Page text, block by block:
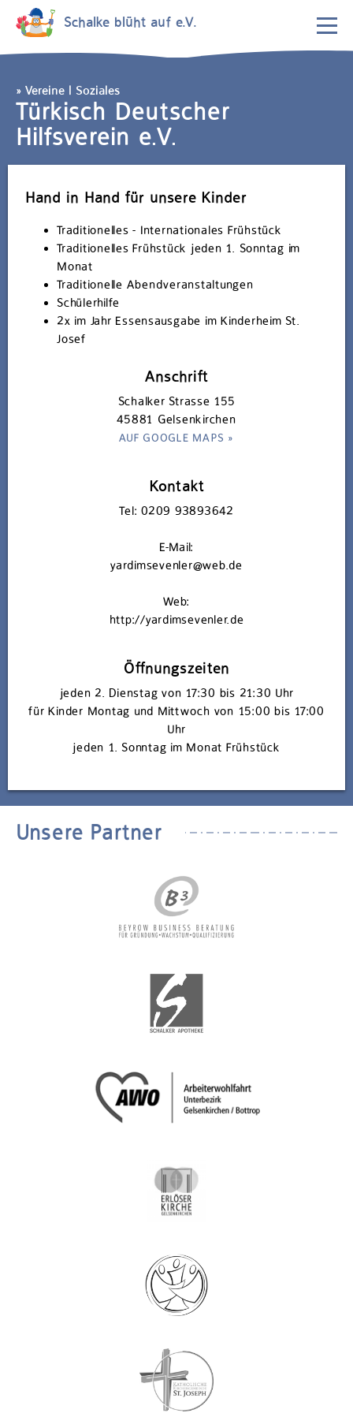
Schalke blüht auf e.V.
Vereine | Soziales
Türkisch Deutscher
Hilfsverein e.V.
Hand in Hand für unsere Kinder
Traditionelles - Internationales Frühstück
Traditionelles Frühstück jeden 1. Sonntag im
Monat
Traditionelle Abendveranstaltungen
Schülerhilfe
2x im Jahr Essensausgabe im Kinderheim St.
Josef
Anschrift
Schalker Strasse 155
45881 Gelsenkirchen
AUF GOOGLE MAPS »
Kontakt
Tel: 0209 93893642
E-Mail:
yardimsevenler@web.de
Web:
http://yardimsevenler.de
Öffnungszeiten
jeden 2. Dienstag von 17:30 bis 21:30 Uhr
für Kinder Montag und Mittwoch von 15:00 bis 17:00
Uhr
jeden 1. Sonntag im Monat Frühstück
Unsere Partner